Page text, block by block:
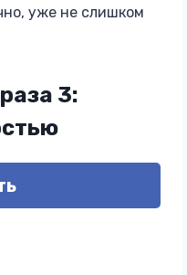
уже не слишком
3: